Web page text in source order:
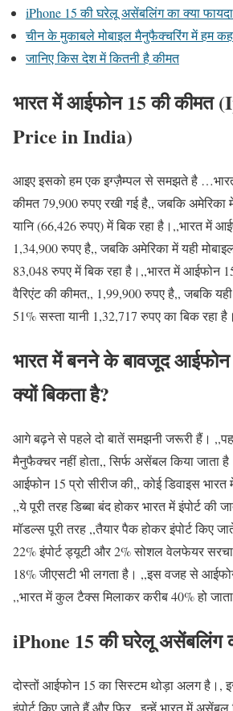
iPhone 15 की घरेलू असेंबलिंग का क्या
चीन के मुकाबले मोबाइल मैनुफैक्चरिंग में हम
जानिए किस देश में कितनी है कीमत
भारत में आईफोन 15 की कीमत
Price in India)
आइए इसको हम एक इग्ज़ैम्पल से समझते है
कीमत 79,900 रुपए रखी गई है,, जबकि अमेरिका
यानि (66,426 रुपए) में बिक रहा है।,,भारत में
1,34,900 रुपए है,, जबकि अमेरिका में यही
83,048 रुपए में बिक रहा है।,,भारत में आईफोन
वैरिएंट की कीमत,, 1,99,900 रुपए है,, जबकि यही
51% सस्ता यानी 1,32,717 रुपए का बिक रहा है।
भारत में बनने के बावजूद आईफोन
क्यों बिकता है?
आगे बढ़ने से पहले दो बातें समझनी जरूरी हैं।
मैनुफैक्चर नहीं होता,, सिर्फ असेंबल किया जाता
आईफोन 15 प्रो सीरीज की,, कोई डिवाइस भारत
,,ये पूरी तरह डिब्बा बंद होकर भारत में इंपोर्ट की
मॉडल्स पूरी तरह ,,तैयार पैक होकर इंपोर्ट किए
22% इंपोर्ट ड्यूटी और 2% सोशल वेलफेयर
18% जीएसटी भी लगता है। ,,इस वजह से
,,भारत में कुल टैक्स मिलाकर करीब 40% हो
iPhone 15 की घरेलू असेंबलिंग
दोस्तों आईफोन 15 का सिस्टम थोड़ा अलग
इंपोर्ट किए जाते हैं और फिर ,,इन्हें भारत में असेंबल